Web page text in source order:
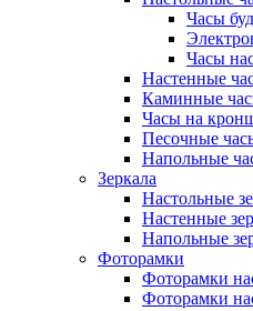
Часы
Часы
Настенные
Каминные
Часы на
Песочные
Напольные
Зеркала
Настольные
Настенные
Напольные
Фоторамки
Фоторамки
Фоторамки